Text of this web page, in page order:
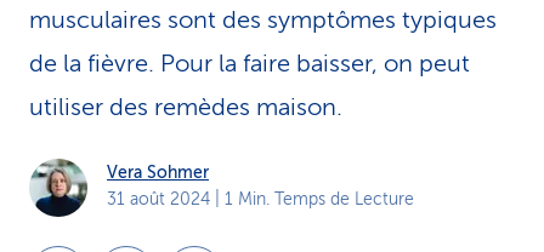
e
r
musculaires sont des symptômes typiques
de la fièvre. Pour la faire baisser, on peut
utiliser des remèdes maison.
Vera Sohmer
31 août 2024 | 1 Min. Temps de Lecture